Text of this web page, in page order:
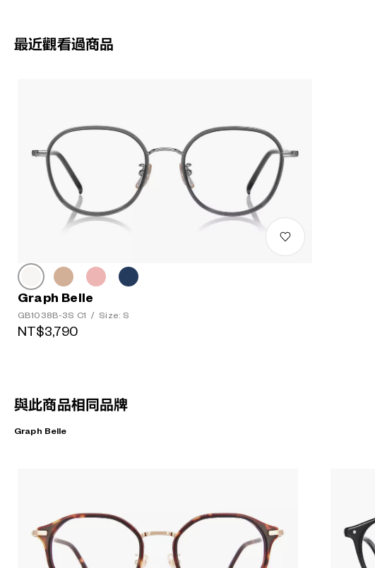
最近觀看過商品
Graph Belle
GB1038B-3S C1 / Size: S
NT$3,790
與此商品相同品牌
Graph Belle